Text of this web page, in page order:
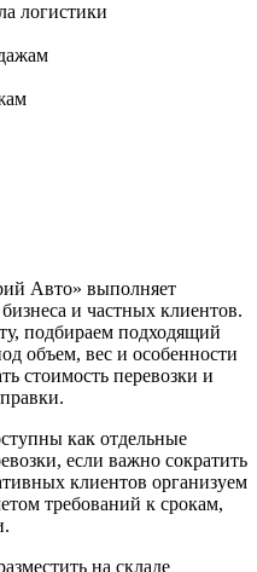
логистики
Авто» выполняет
и частных клиентов.
подбираем подходящий
объем, вес и особенности
стоимость перевозки и
как отдельные
если важно сократить
клиентов организуем
требований к срокам,
на складе